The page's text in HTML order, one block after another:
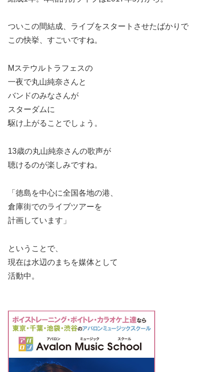
ついこの間結成、ライブをスタートさせたばかりで
この快挙、すごいですね。
Mステウルトラフェスの
一夜で丸山純奈さんと
バンドのみなさんが
スターダムに
駆け上がることでしょう。
13歳の丸山純奈さんの歌声が
聴けるのが楽しみですね。
「徳島を中心に全国各地の港、
倉庫街でのライブツアーを
計画しています」
ということで、
現在は水辺のまちを媒体として
活動中。